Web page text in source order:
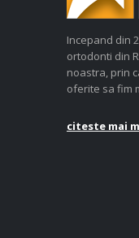
Incepand din
ortodonti din
noastra, prin
oferite sa fim
citeste mai